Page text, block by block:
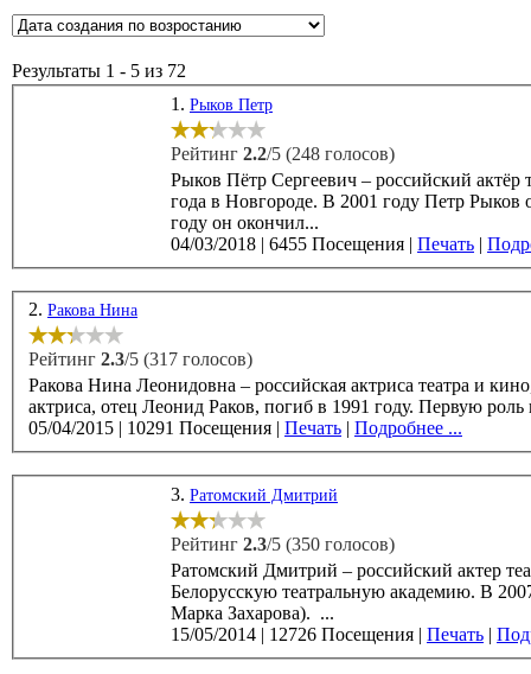
Результаты 1 - 5 из 72
1. Рыков Петр
Рейтинг 2.2/5 (248 голосов)
Рыков Пётр Сергеевич – российский актёр
года в Новгороде. В 2001 году Петр Рыков окончил Смоленское музыкальное училище по классу гитары. В 2006
году он окончил...
04/03/2018 | 6455 Посещения | Печать |
2. Ракова Нина
Рейтинг 2.3/5 (317 голосов)
Ракова Нина Леонидовна – российская актриса театра и
актриса, отец
05/04/2015 | 10291 Посещения | Печать | Подробнее ...
3. Ратомский Дмитрий
Рейтинг 2.3/5 (350 голосов)
Ратомский Дмитрий – российский актер театра и
Белорусскую театральную академию. В 2007 году Дмитрий Ратомский окончил режиссёрский факультет РАТИ (курс
Марка Захарова). ...
15/05/2014 | 12726 Посещения | Печать |